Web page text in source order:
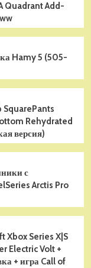
Quadrant Add-
Hamy 5 (505-
SquarePants
Rehydrated
версия)
с
Arctis Pro
Xbox Series X|S
Electric Volt +
+ игра Call of